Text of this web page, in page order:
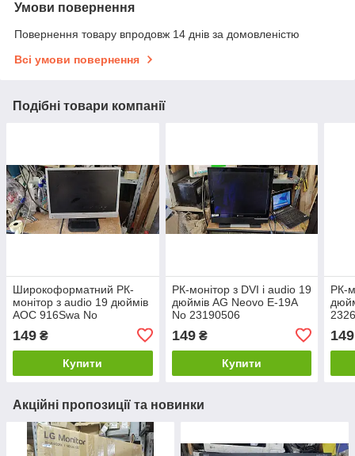
Умови повернення
Повернення товару впродовж 14 днів за домовленістю
Всі умови повернення
Подібні товари компанії
Широкоформатний РК-
монітор з audio 19 дюймів
AOC 916Swa No
149 ₴
Купити
РК-монітор з DVI і audio 19
дюймів AG Neovo E-19A
No 23190506
149₴
Купити
РК-
149
Акційні пропозиції та новинки